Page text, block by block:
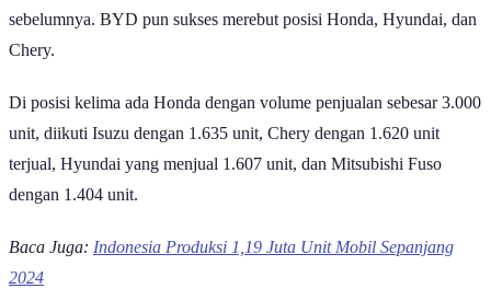
sebelumnya. BYD pun sukses merebut posisi Honda, Hyundai, dan
Chery.
Di posisi kelima ada Honda dengan volume penjualan sebesar 3.000
unit, diikuti Isuzu dengan 1.635 unit, Chery dengan 1.620 unit
terjual, Hyundai yang menjual 1.607 unit, dan Mitsubishi Fuso
dengan 1.404 unit.
Baca Juga: Indonesia Produksi 1,19 Juta Unit Mobil Sepanjang
2024